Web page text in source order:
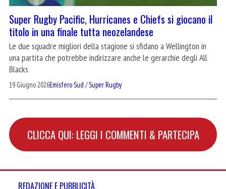
Super Rugby Pacific, Hurricanes e Chiefs si giocano il
titolo in una finale tutta neozelandese
Le due squadre migliori della stagione si sfidano a Wellington in
una partita che potrebbe indirizzare anche le gerarchie degli All
Blacks
19 Giugno 2026Emisfero Sud /Super Rugby
CLICCA QUI: LEGGI I COMMENTI & PARTECIPA
REDAZIONE E PUBBLICITÀ